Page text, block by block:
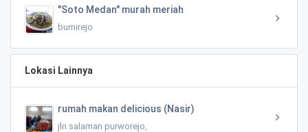
"Soto Medan" murah meriah
bumirejo
Lokasi Lainnya
rumah makan delicious (Nasir)
jln salaman purworejo,